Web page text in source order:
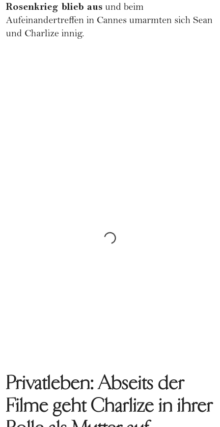
Rosenkrieg blieb aus und beim
Aufeinandertreffen in Cannes umarmten sich Sean
und Charlize innig.
Privatleben: Abseits der
Filme geht Charlize in ihrer